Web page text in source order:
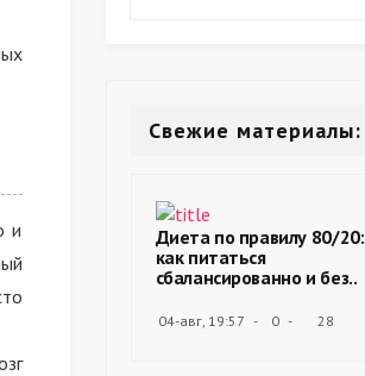
и
Свежие материалы:
Диета по правилу 80/20:
как питаться
сбалансированно и без..
04-авг, 19:57 0 28